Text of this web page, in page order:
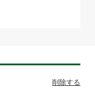
削除する